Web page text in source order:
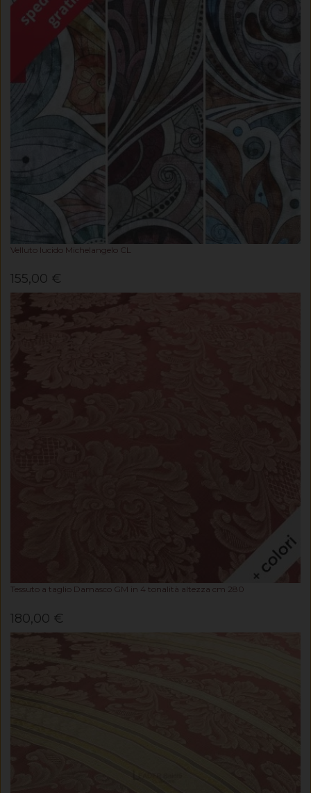
Velluto lucido Michelangelo CL
155,00 €
Tessuto a taglio Damasco GM in 4 tonalità altezza cm 280
180,00 €